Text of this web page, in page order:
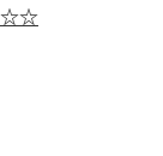
☆☆